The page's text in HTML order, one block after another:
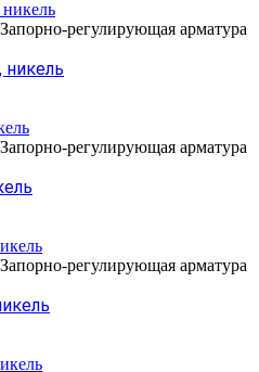
регулирующая арматура
никель
регулирующая арматура
регулирующая арматура